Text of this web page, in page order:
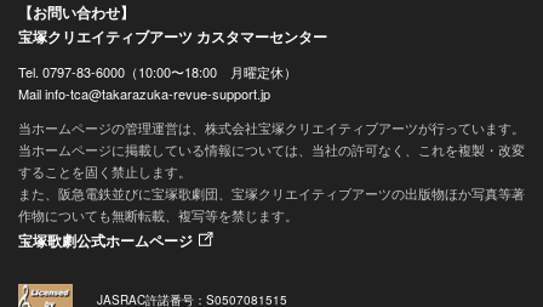
【お問い合わせ】
宝塚クリエイティブアーツ カスタマーセンター
Tel. 0797-83-6000（10:00〜18:00 月曜定休）
Mail info-tca@takarazuka-revue-support.jp
当ホームページの管理運営は、株式会社宝塚クリエイティブアーツが行っています。
当ホームページに掲載している情報については、当社の許可なく、これを複製・改変
することを固く禁止します。
また、阪急電鉄並びに宝塚歌劇団、宝塚クリエイティブアーツの出版物ほか写真等著
作物についても無断転載、複写等を禁じます。
宝塚歌劇公式ホームページ
JASRAC許諾番号：S0507081515